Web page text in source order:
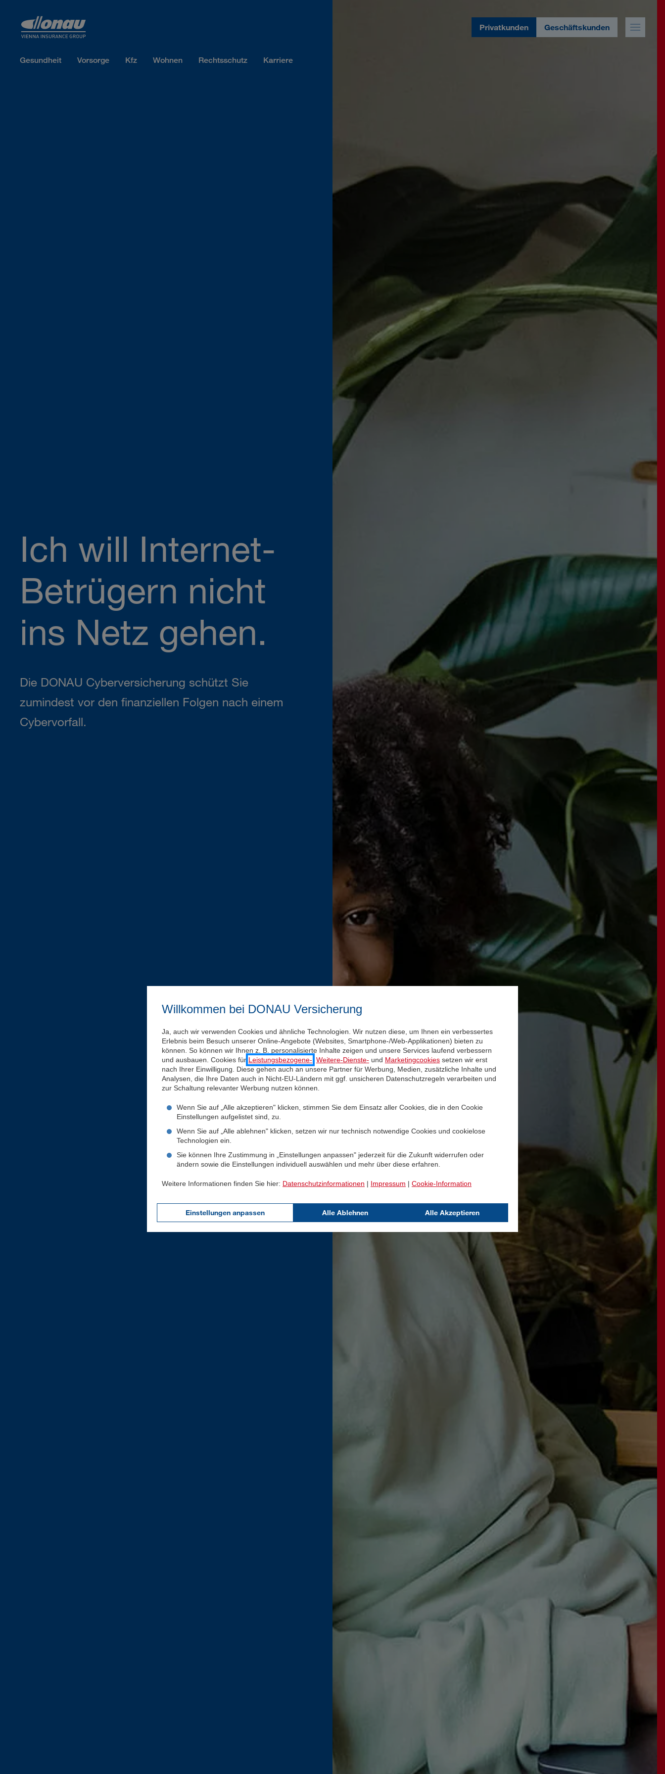
Willkommen bei DONAU Versicherung
Ja, auch wir verwenden Cookies und ähnliche Technologien. Wir nutzen diese, um Ihnen ein verbessertes
Erlebnis beim Besuch unserer Online-Angebote (Websites, Smartphone-/Web-Applikationen) bieten zu
können. So können wir Ihnen z. B. personalisierte Inhalte zeigen und unsere Services laufend verbessern
und ausbauen. Cookies für Leistungsbezogene- Weitere-Dienste- und Marketingcookies setzen wir erst
nach Ihrer Einwilligung. Diese gehen auch an unsere Partner für Werbung, Medien, zusätzliche Inhalte und
Analysen, die Ihre Daten auch in Nicht-EU-Ländern mit ggf. unsicheren Datenschutzregeln verarbeiten und
zur Schaltung relevanter Werbung nutzen können.
Wenn Sie auf „Alle akzeptieren" klicken, stimmen Sie dem Einsatz aller Cookies, die in den Cookie
Einstellungen aufgelistet sind, zu.
Wenn Sie auf „Alle ablehnen" klicken, setzen wir nur technisch notwendige Cookies und cookielose
Technologien ein.
Sie können Ihre Zustimmung in „Einstellungen anpassen" jederzeit für die Zukunft widerrufen oder
ändern sowie die Einstellungen individuell auswählen und mehr über diese erfahren.
Weitere Informationen finden Sie hier: Datenschutzinformationen | Impressum | Cookie-Information
Einstellungen anpassen Alle Ablehnen Alle Akzeptieren
Privatkunden Geschäftskunden
Gesundheit Vorsorge Kfz Wohnen Rechtsschutz Karriere
Ich will Internet-
Betrügern nicht
ins Netz gehen.
Die DONAU Cyberversicherung schützt Sie
zumindest vor den finanziellen Folgen nach einem
Cybervorfall.